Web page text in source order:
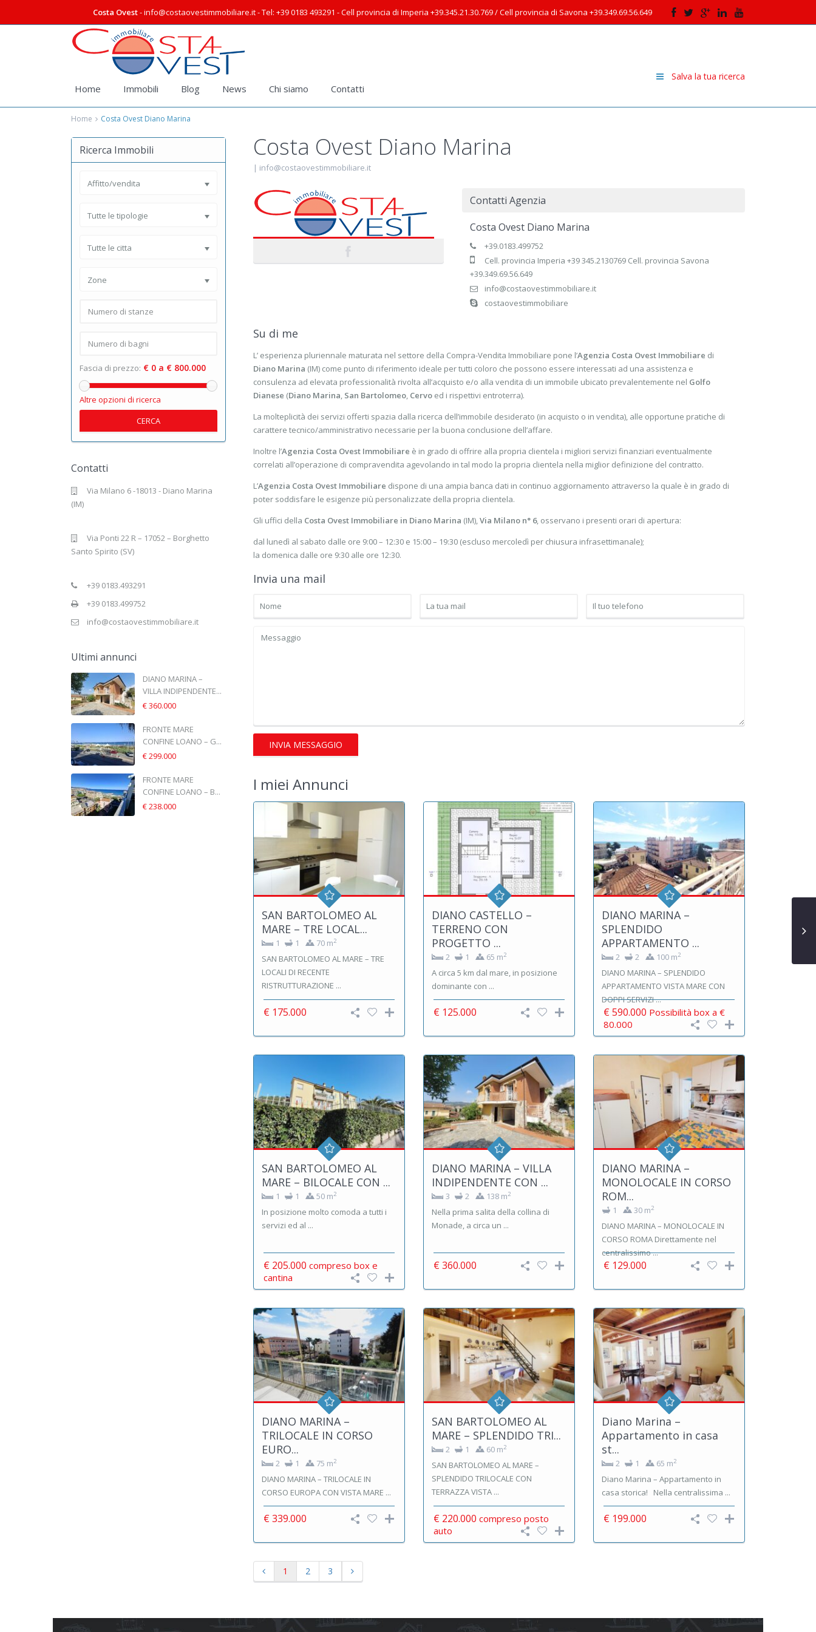
Costa Ovest- info@costaovestimmobiliare.it - Tel: +39 0183 493291 - Cell provincia di Imperia +39.345.21.30.769 / Cell provincia di Savona +39.349.69.56.649
Salva la tua ricerca
Home Immobili Blog News Chi siamo Contatti
Home Costa Ovest Diano Marina
Costa Ovest Diano Marina
| info@costaovestimmobiliare.it
Contatti Agenzia
Costa Ovest Diano Marina
+39.0183.499752
Cell. provincia Imperia +39 345.2130769 Cell. provincia Savona
+39.349.69.56.649
info@costaovestimmobiliare.it
costaovestimmobiliare
Su di me
L’ esperienza pluriennale maturata nel settore della Compra-Vendita Immobiliare pone l’Agenzia Costa Ovest Immobiliare di
Diano Marina (IM) come punto di riferimento ideale per tutti coloro che possono essere interessati ad una assistenza e
consulenza ad elevata professionalità rivolta all’acquisto e/o alla vendita di un immobile ubicato prevalentemente nel Golfo
Dianese (Diano Marina, San Bartolomeo, Cervo ed i rispettivi entroterra).
La molteplicità dei servizi offerti spazia dalla ricerca dell’immobile desiderato (in acquisto o in vendita), alle opportune pratiche di
carattere tecnico/amministrativo necessarie per la buona conclusione dell’affare.
Inoltre l’Agenzia Costa Ovest Immobiliare è in grado di offrire alla propria clientela i migliori servizi finanziari eventualmente
correlati all’operazione di compravendita agevolando in tal modo la propria clientela nella miglior definizione del contratto.
L’Agenzia Costa Ovest Immobiliare dispone di una ampia banca dati in continuo aggiornamento attraverso la quale è in grado di
poter soddisfare le esigenze più personalizzate della propria clientela.
Gli uffici della Costa Ovest Immobiliare in Diano Marina (IM),Via Milano n° 6, osservano i presenti orari di apertura:
dal lunedì al sabato dalle ore 9:00 – 12:30 e 15:00 – 19:30 (escluso mercoledì per chiusura infrasettimanale);
la domenica dalle ore 9:30 alle ore 12:30.
Invia una mail
I miei Annunci
SAN BARTOLOMEO AL
MARE – TRE LOCAL...
1 1 70 m2
SAN BARTOLOMEO AL MARE – TRE
LOCALI DI RECENTE
RISTRUTTURAZIONE ...
€ 175.000
DIANO CASTELLO –
TERRENO CON
PROGETTO ...
2 1 65 m2
A circa 5 km dal mare, in posizione
dominante con ...
€ 125.000
DIANO MARINA –
SPLENDIDO
APPARTAMENTO ...
2 2 100 m2
DIANO MARINA – SPLENDIDO
APPARTAMENTO VISTA MARE CON
DOPPI SERVIZI ...
€ 590.000 Possibilità box a €
80.000
SAN BARTOLOMEO AL
MARE – BILOCALE CON ...
1 1 50 m2
In posizione molto comoda a tutti i
servizi ed al ...
€ 205.000compreso box e
cantina
DIANO MARINA – VILLA
INDIPENDENTE CON ...
3 2 138 m2
Nella prima salita della collina di
Monade, a circa un ...
€ 360.000
DIANO MARINA –
MONOLOCALE IN CORSO
ROM...
1 30 m2
DIANO MARINA – MONOLOCALE IN
CORSO ROMA Direttamente nel
centralissimo ...
€ 129.000
DIANO MARINA –
TRILOCALE IN CORSO
EURO...
2 1 75 m2
DIANO MARINA – TRILOCALE IN
CORSO EUROPA CON VISTA MARE ...
€ 339.000
SAN BARTOLOMEO AL
MARE – SPLENDIDO TRI...
2 1 60 m2
SAN BARTOLOMEO AL MARE –
SPLENDIDO TRILOCALE CON
TERRAZZA VISTA ...
€ 220.000compreso posto
auto
Diano Marina –
Appartamento in casa
st...
2 1 65 m2
Diano Marina – Appartamento in
casa storica! Nella centralissima ...
€ 199.000
1 2 3
Ricerca Immobili
Affitto/vendita
Tutte le tipologie
Tutte le citta
Zone
Fascia di prezzo: € 0 a € 800.000
Altre opzioni di ricerca
CERCA
Contatti
Via Milano 6 -18013 - Diano Marina
(IM)
Via Ponti 22 R – 17052 – Borghetto
Santo Spirito (SV)
+39 0183.493291
+39 0183.499752
info@costaovestimmobiliare.it
Ultimi annunci
DIANO MARINA –
VILLA INDIPENDENTE...
€ 360.000
FRONTE MARE
CONFINE LOANO – G...
€ 299.000
FRONTE MARE
CONFINE LOANO – B...
€ 238.000